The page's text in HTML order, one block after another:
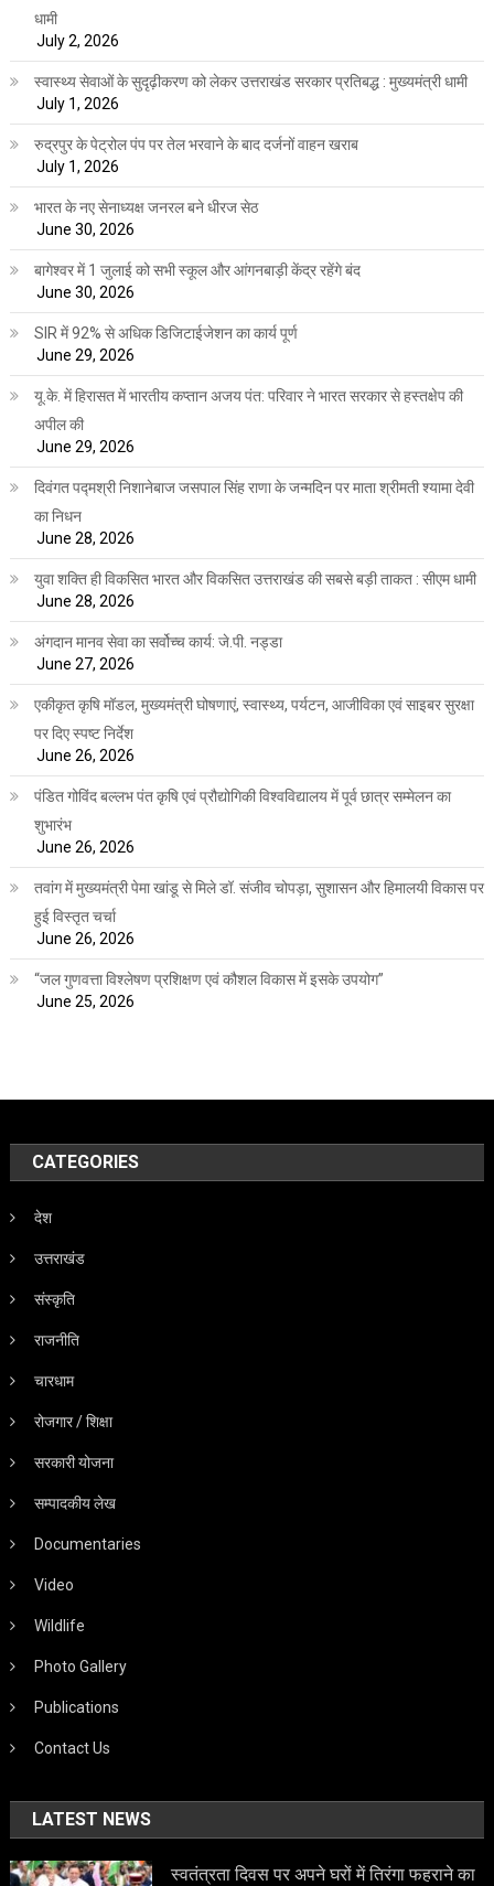
धामी
July 2, 2026
स्वास्थ्य सेवाओं के सुदृढ़ीकरण को लेकर उत्तराखंड सरकार प्रतिबद्ध : मुख्यमंत्री धामी
July 1, 2026
रुद्रपुर के पेट्रोल पंप पर तेल भरवाने के बाद दर्जनों वाहन खराब
July 1, 2026
भारत के नए सेनाध्यक्ष जनरल बने धीरज सेठ
June 30, 2026
बागेश्वर में 1 जुलाई को सभी स्कूल और आंगनबाड़ी केंद्र रहेंगे बंद
June 30, 2026
SIR में 92% से अधिक डिजिटाईजेशन का कार्य पूर्ण
June 29, 2026
यू.के. में हिरासत में भारतीय कप्तान अजय पंत: परिवार ने भारत सरकार से हस्तक्षेप की
अपील की
June 29, 2026
दिवंगत पद्मश्री निशानेबाज जसपाल सिंह राणा के जन्मदिन पर माता श्रीमती श्यामा देवी
का निधन
June 28, 2026
युवा शक्ति ही विकसित भारत और विकसित उत्तराखंड की सबसे बड़ी ताकत : सीएम धामी
June 28, 2026
अंगदान मानव सेवा का सर्वोच्च कार्य: जे.पी. नड्डा
June 27, 2026
एकीकृत कृषि मॉडल, मुख्यमंत्री घोषणाएं, स्वास्थ्य, पर्यटन, आजीविका एवं साइबर सुरक्षा
पर दिए स्पष्ट निर्देश
June 26, 2026
पंडित गोविंद बल्लभ पंत कृषि एवं प्रौद्योगिकी विश्वविद्यालय में पूर्व छात्र सम्मेलन का
शुभारंभ
June 26, 2026
तवांग में मुख्यमंत्री पेमा खांडू से मिले डॉ. संजीव चोपड़ा, सुशासन और हिमालयी विकास पर
हुई विस्तृत चर्चा
June 26, 2026
“जल गुणवत्ता विश्लेषण प्रशिक्षण एवं कौशल विकास में इसके उपयोग”
June 25, 2026
CATEGORIES
देश
उत्तराखंड
संस्कृति
राजनीति
चारधाम
रोजगार / शिक्षा
सरकारी योजना
सम्पादकीय लेख
Documentaries
Video
Wildlife
Photo Gallery
Publications
Contact Us
LATEST NEWS
स्वतंत्रता दिवस पर अपने घरों में तिरंगा फहराने का